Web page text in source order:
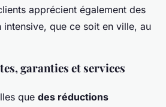
apprécient également des
que ce soit en ville, au
garanties et services
que des réductions